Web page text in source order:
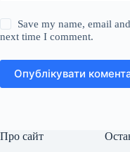
Save my name, email
next time I comment.
Опублікувати
Про сайт